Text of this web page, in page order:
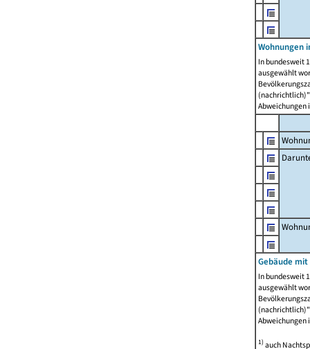
Wohnungen
In bundesweit
ausgewählt
Abweichungen
Gebäude
In bundesweit
ausgewählt
Abweichungen
1)auch